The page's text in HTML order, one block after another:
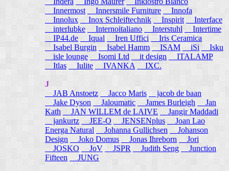
Innermost
Innersmile Furniture
Innofa
Innolux
Inox Schleiftechnik Inspirit
Interface
interlubke
Internoitaliano Interstuhl
Intertime
IP44.de
Iqual Iren Uffici
Iris Ceramica
Isabel Burgin
Isabel Hamm ISAM iSi Isku
isle lounge
Isomi Ltd it design
ITALAMP
Itlas
Iulite IVANKA IXC.
J
JAB Anstoetz
Jacco Maris
jacob de baan
Jake Dyson
Jaloumatic James Burleigh
Jan
Kath
JAN WILLEM de LAIVE
Jangir Maddadi
jankurtz JEE-O JENSENplus
Joan Lao
Energa Natural
Johanna Gullichsen
Johanson
Design
Joko Domus Jonas Ihreborn
Jori
JOSKO
JoV JSPR Judith Seng
Junction
Fifteen
JUNG